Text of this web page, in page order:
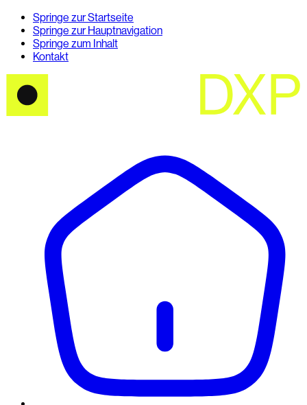
Springe zur Startseite
Springe zur Hauptnavigation
Springe zum Inhalt
Kontakt